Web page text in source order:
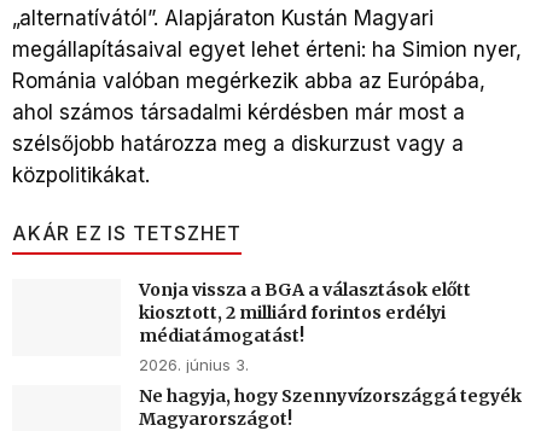
„alternatívától”. Alapjáraton Kustán Magyari
megállapításaival egyet lehet érteni: ha Simion nyer,
Románia valóban megérkezik abba az Európába,
ahol számos társadalmi kérdésben már most a
szélsőjobb határozza meg a diskurzust vagy a
közpolitikákat.
AKÁR EZ IS TETSZHET
Vonja vissza a BGA a választások előtt
kiosztott, 2 milliárd forintos erdélyi
médiatámogatást!
2026. június 3.
Ne hagyja, hogy Szennyvízországgá tegyék
Magyarországot!